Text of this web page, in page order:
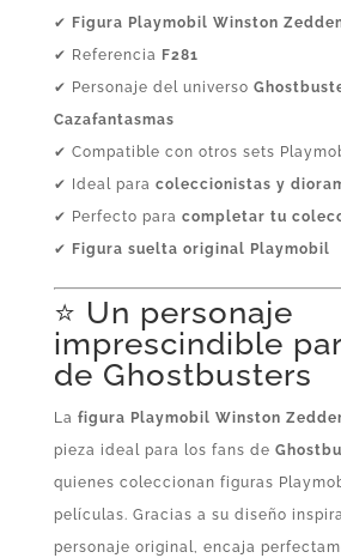
✔ Figura Playmobil Winston
✔ Referencia F281
✔ Personaje del universo
Cazafantasmas
✔ Compatible con otros sets
✔ Ideal para coleccionistas y
✔ Perfecto para completar tu
✔ Figura suelta original Playmobil
⭐ Un personaje
imprescindible
de Ghostbusters
La figura Playmobil Winston
pieza ideal para los fans de
quienes coleccionan figuras
películas. Gracias a su diseño
personaje original, encaja